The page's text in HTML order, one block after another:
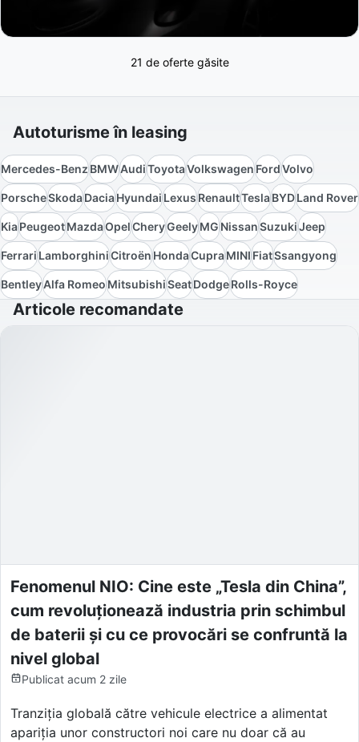
21 de oferte găsite
Autoturisme în leasing
Mercedes-BenzBMWAudiToyotaVolkswagenFordVolvo
PorscheSkodaDaciaHyundaiLexusRenaultTeslaBYDLand Rover
KiaPeugeotMazdaOpelCheryGeelyMGNissanSuzukiJeep
FerrariLamborghiniCitroënHondaCupraMINIFiatSsangyong
BentleyAlfa RomeoMitsubishiSeatDodgeRolls-Royce
Articole recomandate
Fenomenul NIO: Cine este „Tesla din China”,
cum revoluționează industria prin schimbul
de baterii și cu ce provocări se confruntă la
nivel global
Publicat acum 2 zile
Tranziția globală către vehicule electrice a alimentat
apariția unor constructori noi care nu doar că au